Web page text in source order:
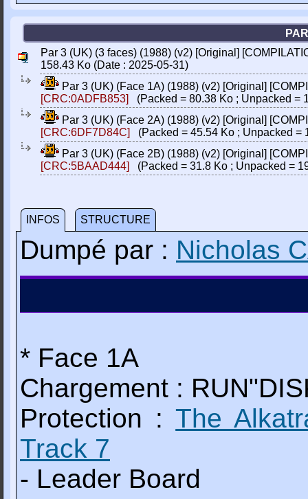
Par 3 (UK) (3 faces) (1988) (v2) [Original]
158.43 Ko (Date : 2025-05-31)
Par 3 (UK) (Face 1A) (1988) (v2) [Original]
[CRC:0ADFB853]
(Packed = 80.38 Ko ; Unpacked =
Par 3 (UK) (Face 2A) (1988) (v2) [Original]
[CRC:6DF7D84C]
(Packed = 45.54 Ko ; Unpacked =
Par 3 (UK) (Face 2B) (1988) (v2) [Original]
[CRC:5BAAD444]
(Packed = 31.8 Ko ; Unpacked =
INFOS STRUCTURE
Dumpé par : Nicholas
* Face 1A
Chargement :
Protection :The
Track 7
- Leader Board